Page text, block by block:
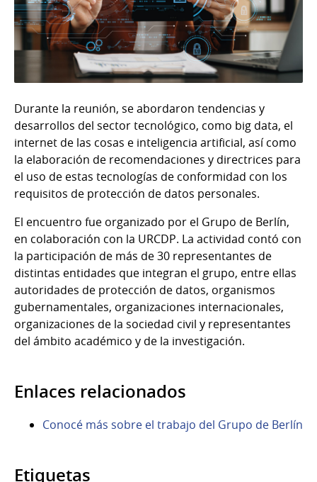
Durante la reunión, se abordaron tendencias y
desarrollos del sector tecnológico, como big data, el
internet de las cosas e inteligencia artificial, así como
la elaboración de recomendaciones y directrices para
el uso de estas tecnologías de conformidad con los
requisitos de protección de datos personales.
El encuentro fue organizado por el Grupo de Berlín,
en colaboración con la URCDP. La actividad contó con
la participación de más de 30 representantes de
distintas entidades que integran el grupo, entre ellas
autoridades de protección de datos, organismos
gubernamentales, organizaciones internacionales,
organizaciones de la sociedad civil y representantes
del ámbito académico y de la investigación.
Enlaces relacionados
Conocé más sobre el trabajo del Grupo de Berlín
Etiquetas